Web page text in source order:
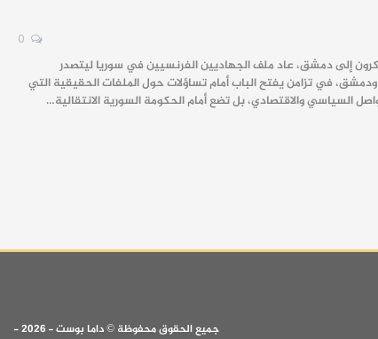
إلى دمشق، عاد ملف الجهاديين الفرنسيين في سوريا ليتصدر
في تزامن يفتح الباب أمام تساؤلات حول الملفات الحقيقية التي
السياسي والاقتصادي، بل تضع أمام الحكومة السورية الانتقالية…
جميع الحقوق محفوظة © داما بوست - 2026 -